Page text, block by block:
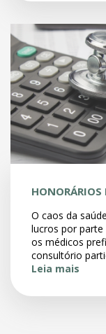
HONORÁRIOS
O caos da
lucros por
os médicos
consultório
Leia mais